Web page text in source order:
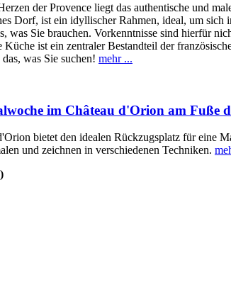
der Provence liegt das authentische und
Dorf, ist ein idyllischer Rahmen, ideal, um
was Sie brauchen. Vorkenntnisse sind hierfür
ist ein zentraler Bestandteil der
was Sie suchen! mehr ...
im Château d'Orion am Fuße
bietet den idealen Rückzugsplatz für eine
und zeichnen in verschiedenen Techniken.